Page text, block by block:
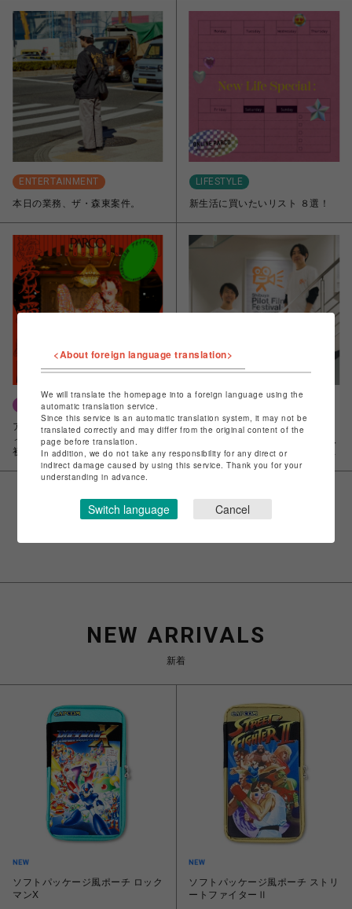
ENTERTAINMENT
本日の業務、ザ・森東案件。
LIFESTYLE
新生活に買いたいリスト ８選！
アオイヤマダが属するクリエイテ
ィブ・コレクティブ「海老坐禅」
初の作品集『EBIZAZEN』発売！
渋谷に集結した才能：渋谷パイロ
ルポ〜後編・パイロットフィル
ム、映画制作の未来へ向けた提
VIEW MORE
NEW ARRIVALS
新着
ソフトパッケージ風ポーチ ロック
マンX
ソフトパッケージ風ポーチ ストリ
ートファイターⅡ
<About foreign language translation>
We will translate the homepage into a foreign language using the
automatic translation service.
Since this service is an automatic translation system, it may not be
translated correctly and may differ from the original content of the
page before translation.
In addition, we do not take any responsibility for any direct or
indirect damage caused by using this service. Thank you for your
understanding in advance.
Switch language Cancel